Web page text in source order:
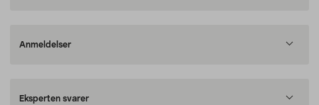
Anmeldelser
Eksperten svarer